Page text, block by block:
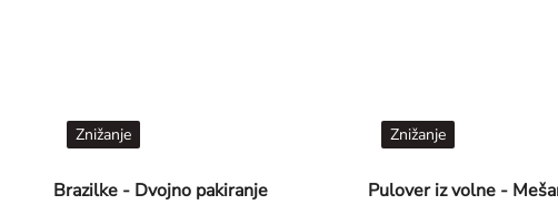
Brazilke - Dvojno pakiranje
Znižanje Znižanje